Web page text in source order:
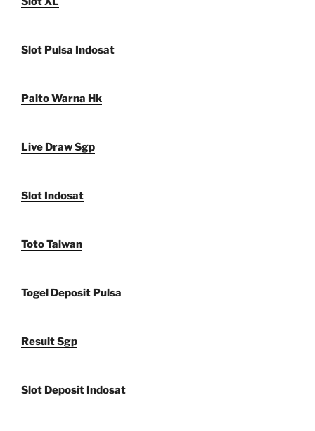
Slot Pulsa Indosat
Paito Warna Hk
Live Draw Sgp
Slot Indosat
Toto Taiwan
Togel Deposit Pulsa
Result Sgp
Slot Deposit Indosat